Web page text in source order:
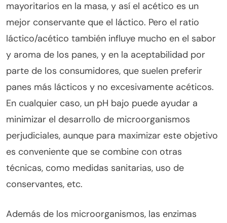
mayoritarios en la masa, y así el acético es un
mejor conservante que el láctico. Pero el ratio
láctico/acético también influye mucho en el sabor
y aroma de los panes, y en la aceptabilidad por
parte de los consumidores, que suelen preferir
panes más lácticos y no excesivamente acéticos.
En cualquier caso, un pH bajo puede ayudar a
minimizar el desarrollo de microorganismos
perjudiciales, aunque para maximizar este objetivo
es conveniente que se combine con otras
técnicas, como medidas sanitarias, uso de
conservantes, etc.
Además de los microorganismos, las enzimas